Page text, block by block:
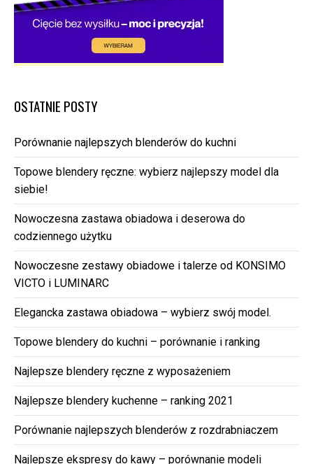
OSTATNIE POSTY
Porównanie najlepszych blenderów do kuchni
Topowe blendery ręczne: wybierz najlepszy model dla
siebie!
Nowoczesna zastawa obiadowa i deserowa do
codziennego użytku
Nowoczesne zestawy obiadowe i talerze od KONSIMO
VICTO i LUMINARC
Elegancka zastawa obiadowa – wybierz swój model.
Topowe blendery do kuchni – porównanie i ranking
Najlepsze blendery ręczne z wyposażeniem
Najlepsze blendery kuchenne – ranking 2021
Porównanie najlepszych blenderów z rozdrabniaczem
Najlepsze ekspresy do kawy – porównanie modeli